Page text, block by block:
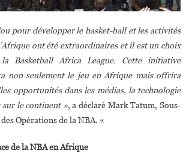
pour développer le basket-ball et les activités
ont été extraordinaires et il est un choix
Basketball Africa League. Cette initiative
non seulement le jeu en Afrique mais offrira
opportunités dans les médias, la technologie
le continent », a déclaré Mark Tatum, Sous-
Opérations de la NBA. «
de la NBA en Afrique